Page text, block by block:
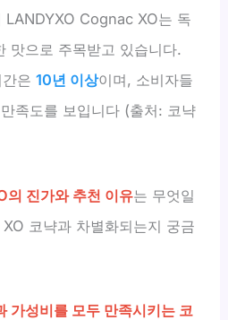
LANDYXO Cognac XO는 독
맛으로 주목받고 있습니다.
간은10년 이상이며, 소비자들
족도를 보입니다 (출처: 코냑
의 진가와 추천 이유는 무엇일
코냑과 차별화되는지 궁금
가성비를 모두 만족시키는 코